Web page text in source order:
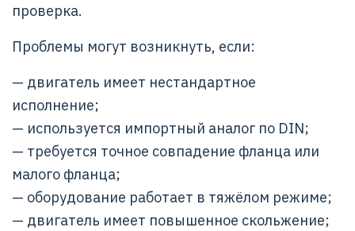
проверка.
Проблемы могут возникнуть, если:
— двигатель имеет нестандартное
исполнение;
— используется импортный аналог по DIN;
— требуется точное совпадение фланца или
малого фланца;
— оборудование работает в тяжёлом режиме;
— двигатель имеет повышенное скольжение;